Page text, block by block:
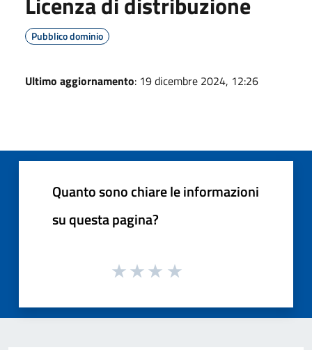
Pubblico dominio
Ultimo aggiornamento: 19 dicembre 2024, 12:26
Quanto sono chiare le informazioni
su questa pagina?